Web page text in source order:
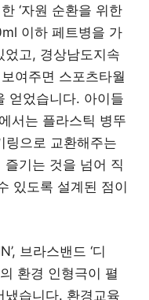
‘자원 순환을 위한
이하 페트병을 가
었고, 경상남도지속
여주면 스포츠타월
얻었습니다. 아이들
서는 플라스틱 병뚜
링으로 교환해주는
기는 것을 넘어 직
있도록 설계된 점이
브라스밴드 ‘디
환경 인형극이 펼
냈습니다. 환경교육